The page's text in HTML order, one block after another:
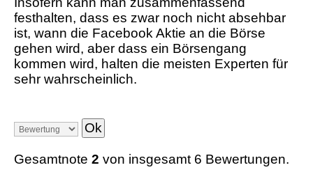
festhalten, dass es zwar noch nicht absehbar
ist, wann die Facebook Aktie an die Börse
gehen wird, aber dass ein Börsengang
kommen wird, halten die meisten Experten für
sehr wahrscheinlich.
Gesamtnote 2 von insgesamt 6 Bewertungen.